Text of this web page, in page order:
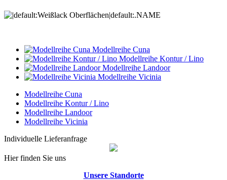
Modellreihe Cuna
Modellreihe Kontur / Lino
Modellreihe Landoor
Modellreihe Vicinia
Modellreihe Cuna
Modellreihe Kontur / Lino
Modellreihe Landoor
Modellreihe Vicinia
Individuelle Lieferanfrage
Hier finden Sie uns
Unsere Standorte